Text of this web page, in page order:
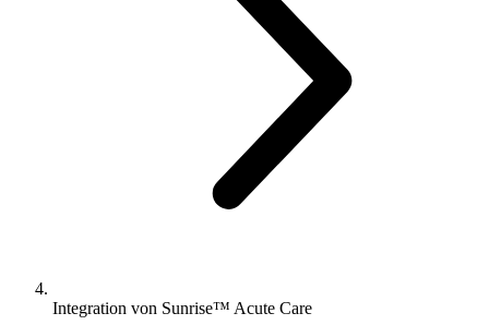
Integration von Sunrise™ Acute Care